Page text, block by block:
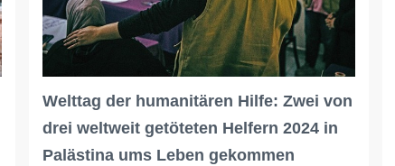
Welttag der humanitären Hilfe: Zwei von
drei weltweit getöteten Helfern 2024 in
Palästina ums Leben gekommen